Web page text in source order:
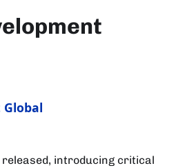
released, introducing critical